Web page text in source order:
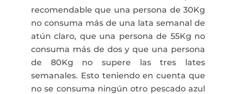
recomendable que una persona de 30Kg
no consuma más de una lata semanal de
atún claro, que una persona de 55Kg no
consuma más de dos y que una persona
de 80Kg no supere las tres lates
semanales. Esto teniendo en cuenta que
no se consuma ningún otro pescado azul